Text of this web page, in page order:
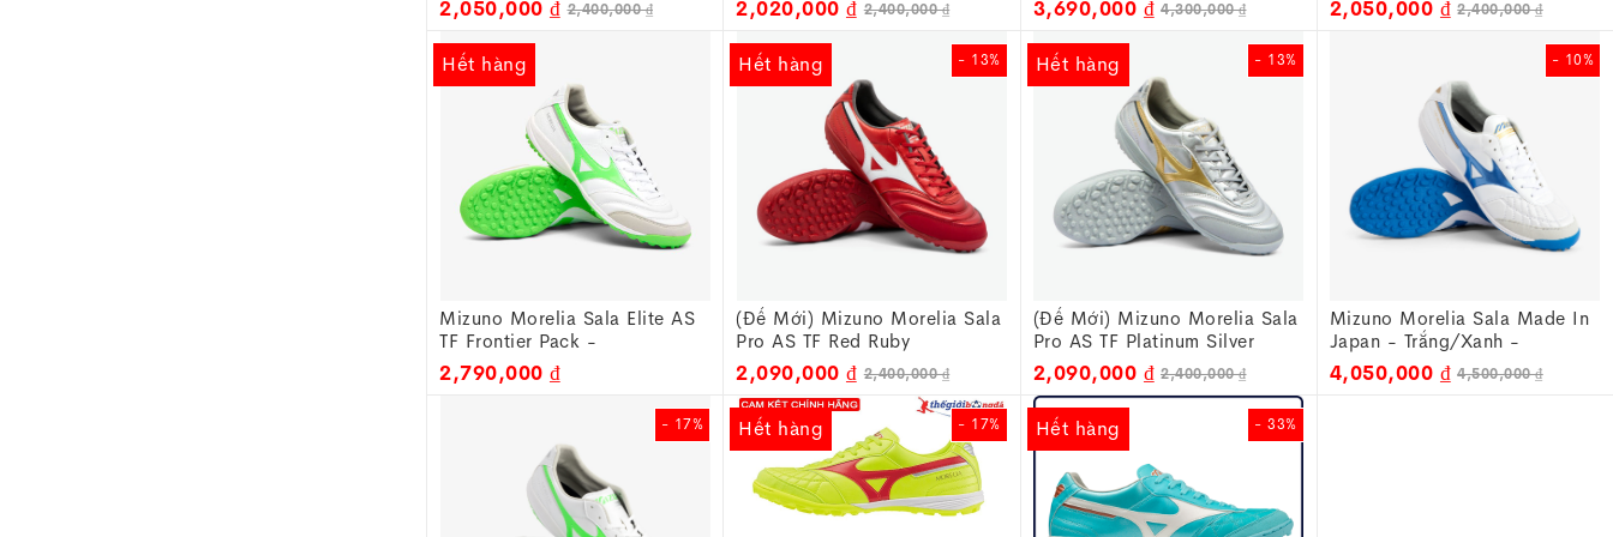
2,050,000 ₫ 2,400,000 ₫ 2,020,000 ₫ 2,400,000 ₫ 3,690,000 ₫ 4,300,000 ₫ 2,050,000 ₫ 2,400,000 ₫
Mizuno Morelia Sala Elite AS
TF Frontier Pack -
White/Green Q1GB251237
2,790,000 ₫
Hết hàng - 13%
(Đế Mới) Mizuno Morelia Sala
Pro AS TF Red Ruby
Q1GB251360
2,090,000 ₫ 2,400,000 ₫
Hết hàng - 13%
(Đế Mới) Mizuno Morelia Sala
Pro AS TF Platinum Silver
Q1GB251304
2,090,000 ₫ 2,400,000 ₫
Hết hàng - 10%
Mizuno Morelia Sala Made In
Japan - Trắng/Xanh -
Q1GB241125
4,050,000 ₫ 4,500,000 ₫
- 17% - 17%
Hết hàng - 33%
Hết hàng